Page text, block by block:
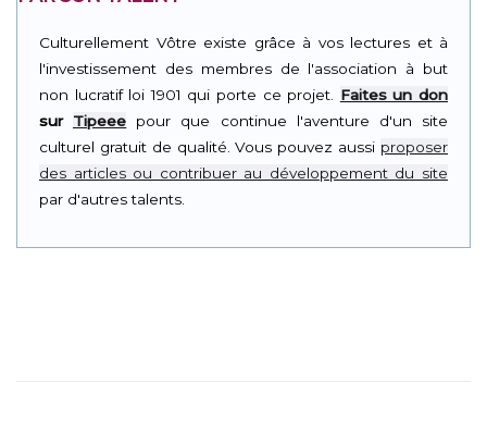
Culturellement Vôtre existe grâce à vos lectures et à
l'investissement des membres de l'association à but
non lucratif loi 1901 qui porte ce projet. Faites un don
sur Tipeee pour que continue l'aventure d'un site
culturel gratuit de qualité. Vous pouvez aussi proposer
des articles ou contribuer au développement du site
par d'autres talents.